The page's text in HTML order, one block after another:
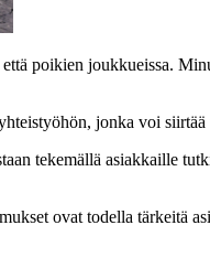
poikien joukkueissa.
jonka voi siirtää
tekemällä asiakkaille
ovat todella tärkeitä